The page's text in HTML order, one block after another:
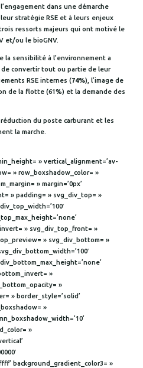
dans une démarche
stratégie RSE et à leurs enjeux
ressorts majeurs qui ont motivé le
et/ou le bioGNV.
la sensibilité à l’environnement a
de convertir tout ou partie de leur
RSE internes (74%), l’image de
de la flotte (61%) et la demande des
du poste carburant et les
la marche.
» vertical_alignment=’av-
» row_boxshadow_color= »
» margin=’0px’
» padding= » svg_div_top= »
» svg_div_top_front= »
» svg_div_bottom= »
»
»
» border_style=’solid’
»
»
background_gradient_color3= »